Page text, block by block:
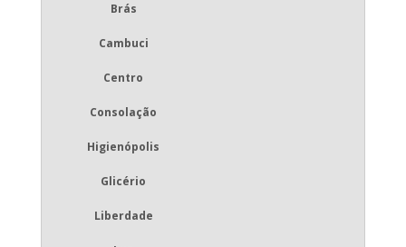
Brás
Cambuci
Centro
Consolação
Higienópolis
Glicério
Liberdade